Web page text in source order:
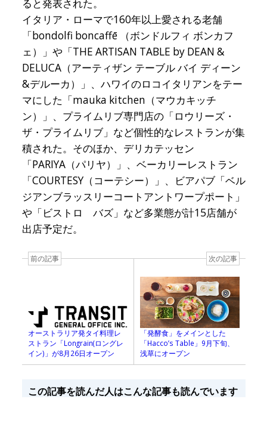
ると発表された。
イタリア・ローマで160年以上愛される老舗
「bondolfi boncaffē （ボンドルフィ ボンカフ
ェ）」や「THE ARTISAN TABLE by DEAN &
DELUCA（アーティザン テーブル バイ ディーン
&デルーカ）」、ハワイのロコイタリアンをテー
マにした「mauka kitchen（マウカキッチ
ン）」、プライムリブ専門店の「ロウリーズ・
ザ・プライムリブ」など個性的なレストランが集
積された。そのほか、デリカテッセン
「PARIYA（パリヤ）」、ベーカリーレストラン
「COURTESY（コーテシー）」、ビアパブ「ベル
ジアンブラッスリーコートアントワープポート」
や「ビストロ バズ」など多業態が計15店舗が
出店予定だ。
前の記事
オーストラリア発タイ料理レ
ストラン「Longrain(ロングレ
イン)」が8月26日オープン
次の記事
「発酵食」をメインとした
「Hacco’s Table」9月下旬、
浅草にオープン
この記事を読んだ人はこんな記事も読んでいます